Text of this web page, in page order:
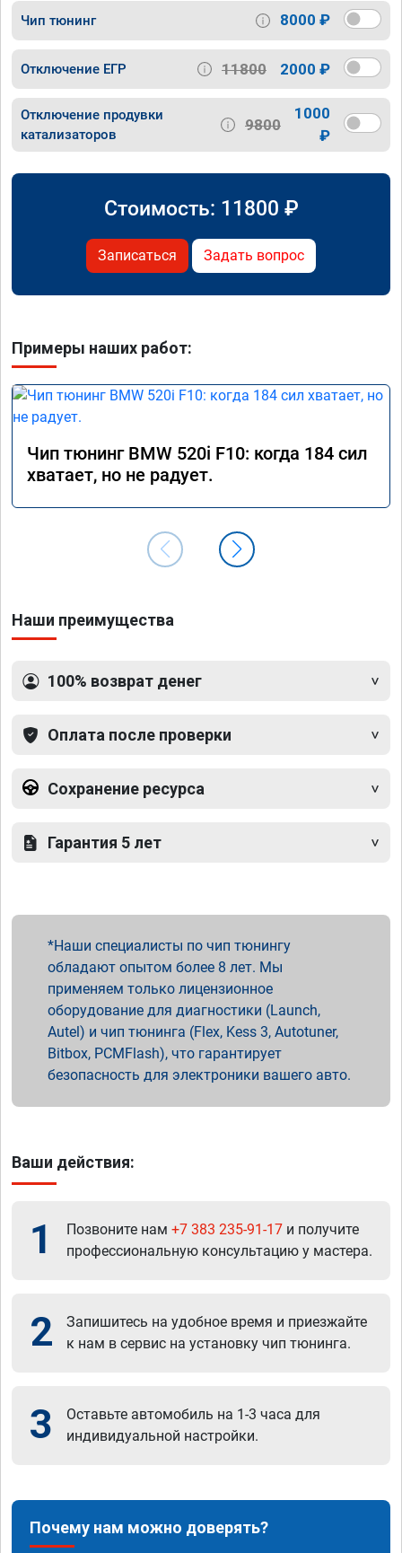
Чип тюнинг 8000 ₽
Отключение ЕГР 11800 2000 ₽
Отключение продувки
катализаторов
9800
1000
₽
Стоимость: 11800 ₽
Записаться Задать вопрос
Примеры наших работ:
Чип тюнинг BMW 520i F10: когда 184 сил
хватает, но не радует.
Наши преимущества
100% возврат денег
Оплата после проверки
Сохранение ресурса
Гарантия 5 лет
Наши специалисты по чип тюнингу
обладают опытом более 8 лет. Мы
применяем только лицензионное
оборудование для диагностики (Launch,
Autel) и чип тюнинга (Flex, Kess 3, Autotuner,
Bitbox, PCMFlash), что гарантирует
безопасность для электроники вашего авто.
Ваши действия:
1 Позвоните нам +7 383 235-91-17 и получите
профессиональную консультацию у мастера.
2
Запишитесь на удобное время и приезжайте
к нам в сервис на установку чип тюнинга.
3
Оставьте автомобиль на 1-3 часа для
индивидуальной настройки.
Почему нам можно доверять?